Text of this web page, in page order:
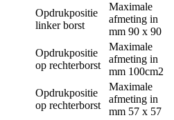
Opdrukpositie
linker borst
Maximale
afmeting in
mm 90 x 90
Opdrukpositie
op rechterborst
Maximale
afmeting in
mm 100cm2
Opdrukpositie
op rechterborst
Maximale
afmeting in
mm 57 x 57